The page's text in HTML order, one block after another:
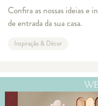
Confira as nossas ideias e
de entrada da sua casa.
Inspiração & Décor